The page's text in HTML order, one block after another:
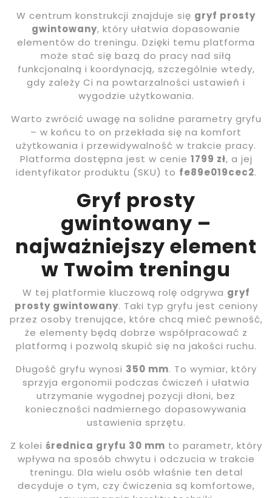
W centrum konstrukcji znajduje się gryf prosty
gwintowany, który ułatwia dopasowanie
elementów do treningu. Dzięki temu platforma
może stać się bazą do pracy nad siłą
funkcjonalną i koordynacją, szczególnie wtedy,
gdy zależy Ci na powtarzalności ustawień i
wygodzie użytkowania.
Warto zwrócić uwagę na solidne parametry gryfu
– w końcu to on przekłada się na komfort
użytkowania i przewidywalność w trakcie pracy.
Platforma dostępna jest w cenie 1799 zł, a jej
identyfikator produktu (SKU) to fe89e019cec2.
Gryf prosty
gwintowany –
najważniejszy element
w Twoim treningu
W tej platformie kluczową rolę odgrywa gryf
prosty gwintowany. Taki typ gryfu jest ceniony
przez osoby trenujące, które chcą mieć pewność,
że elementy będą dobrze współpracować z
platformą i pozwolą skupić się na jakości ruchu.
Długość gryfu wynosi 350 mm. To wymiar, który
sprzyja ergonomii podczas ćwiczeń i ułatwia
utrzymanie wygodnej pozycji dłoni, bez
konieczności nadmiernego dopasowywania
ustawienia sprzętu.
Z kolei średnica gryfu 30 mm to parametr, który
wpływa na sposób chwytu i odczucia w trakcie
treningu. Dla wielu osób właśnie ten detal
decyduje o tym, czy ćwiczenia są komfortowe,